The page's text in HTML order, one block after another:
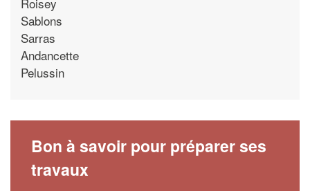
Sablons
Sarras
Andancette
Pelussin
Bon à savoir pour préparer ses
travaux